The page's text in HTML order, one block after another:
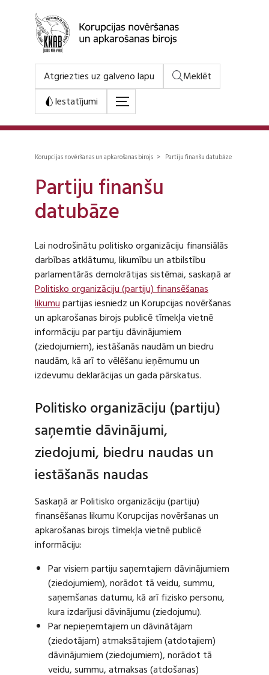
Atgriezties uz galveno lapu
Meklēt
Iestatījumi
Korupcijas novēršanas un apkarošanas birojs > Partiju finanšu datubāze
Partiju finanšu
datubāze
Lai nodrošinātu politisko organizāciju finansiālās
darbības atklātumu, likumību un atbilstību
parlamentārās demokrātijas sistēmai, saskaņā ar
Politisko organizāciju (partiju) finansēšanas
likumupartijas iesniedz un Korupcijas novēršanas
un apkarošanas birojs publicē tīmekļa vietnē
informāciju par partiju dāvinājumiem
(ziedojumiem), iestāšanās naudām un biedru
naudām, kā arī to vēlēšanu ieņēmumu un
izdevumu deklarācijas un gada pārskatus.
Politisko organizāciju (partiju)
saņemtie dāvinājumi,
ziedojumi, biedru naudas un
iestāšanās naudas
Saskaņā ar Politisko organizāciju (partiju)
finansēšanas likumu Korupcijas novēršanas un
apkarošanas birojs tīmekļa vietnē publicē
informāciju:
Par visiem partiju saņemtajiem dāvinājumiem
(ziedojumiem), norādot tā veidu, summu,
saņemšanas datumu, kā arī fizisko personu,
kura izdarījusi dāvinājumu (ziedojumu).
Par nepieņemtajiem un dāvinātājam
(ziedotājam) atmaksātajiem (atdotajiem)
dāvinājumiem (ziedojumiem), norādot tā
veidu, summu, atmaksas (atdošanas)